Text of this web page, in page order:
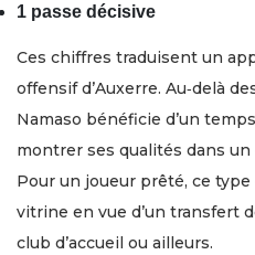
1 passe décisive
Ces chiffres traduisent un
offensif d’Auxerre. Au‑delà
Namaso bénéficie d’un
montrer ses qualités dans
Pour un joueur prêté, ce
vitrine en vue d’un transfert
club d’accueil ou ailleurs.